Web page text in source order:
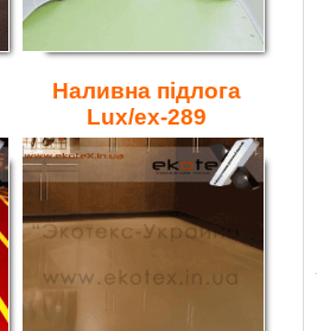
Наливна підлога
Lux/ex-289